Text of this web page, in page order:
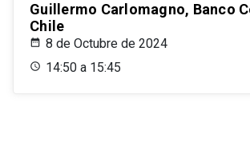
Guillermo Carlomagno, Banco
Chile
8 de Octubre de 2024
14:50 a 15:45